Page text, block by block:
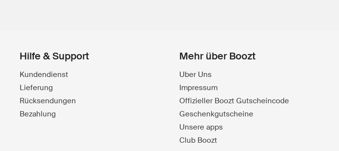
Hilfe & Support
Kundendienst
Lieferung
Rücksendungen
Bezahlung
Mehr über Boozt
Uber Uns
Impressum
Offizieller Boozt Gutscheincode
Geschenkgutscheine
Unsere apps
Club Boozt